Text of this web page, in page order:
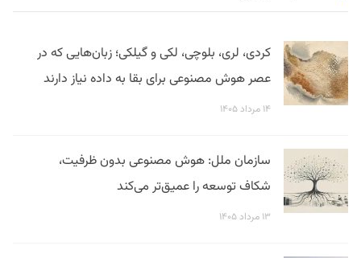
کردی، لری، بلوچی، لکی و گیلکی؛ زبان‌هایی که در
عصر هوش مصنوعی برای بقا به داده نیاز دارند
۱۴ مرداد ۱۴۰۵
سازمان ملل: هوش مصنوعی بدون ظرفیت،
شکاف توسعه را عمیق‌تر می‌کند
۱۳ مرداد ۱۴۰۵